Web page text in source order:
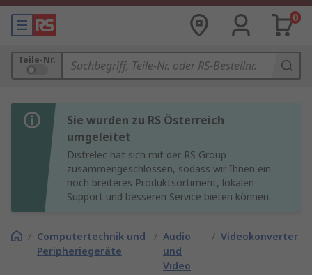
0
Teile-Nr.
Sie wurden zu RS Österreich
umgeleitet
Distrelec hat sich mit der RS Group
zusammengeschlossen, sodass wir Ihnen ein
noch breiteres Produktsortiment, lokalen
Support und besseren Service bieten können.
/ Computertechnik und
Peripheriegeräte
/ Audio
und
Video
/ Videokonverter